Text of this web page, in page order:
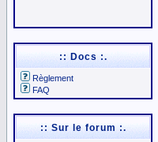
:: Docs :.
Règlement
FAQ
:: Sur le forum :.